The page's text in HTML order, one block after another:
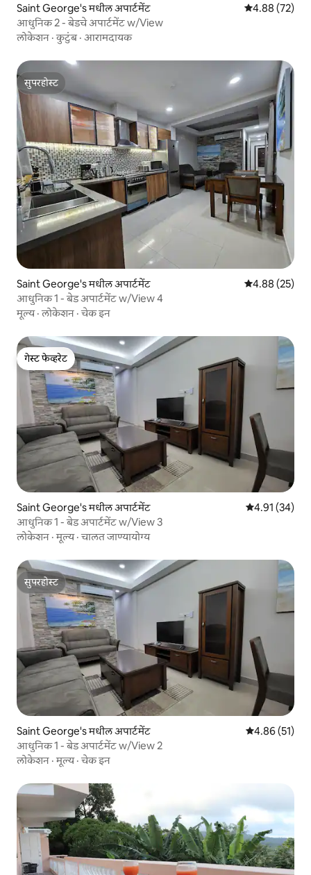
Saint George's मधील अपार्टमेंट 5 पैकी 4.88
4.88 (72)
आधुनिक 2 - बेडचे अपार्टमेंट w/View
लोकेशन ·कुटुंब· आरामदायक
सुपरहोस्ट
सुपरहोस्ट
Saint George's मधील अपार्टमेंट 5 पैकी 4.88
4.88 (25)
आधुनिक 1 - बेड अपार्टमेंट w/View 4
मूल्य·लोकेशन ·चेक इन
गेस्ट फेव्हरेट
गेस्ट फेव्हरेट
Saint George's मधील अपार्टमेंट 5 पैकी 4.91
4.91 (34)
आधुनिक 1 - बेड अपार्टमेंट w/View 3
लोकेशन ·मूल्य·चालत जाण्यायोग्य
सुपरहोस्ट
सुपरहोस्ट
Saint George's मधील अपार्टमेंट 5 पैकी 4.86
4.86 (51)
आधुनिक 1 - बेड अपार्टमेंट w/View 2
लोकेशन ·मूल्य·चेक इन